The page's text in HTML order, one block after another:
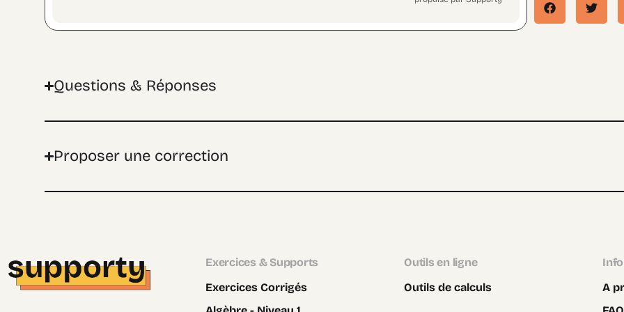
Questions & Réponses
Proposer une correction
Exercices & Supports
Exercices Corrigés
Outils en ligne
Outils de calculs
A